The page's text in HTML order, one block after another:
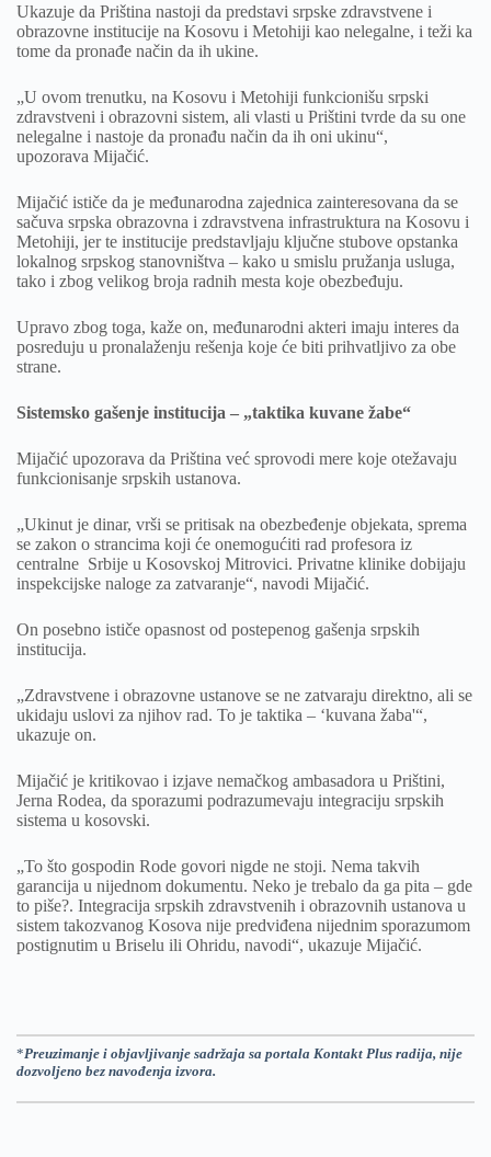
Ukazuje da Priština nastoji da predstavi srpske zdravstvene i
obrazovne institucije na Kosovu i Metohiji kao nelegalne, i teži ka
tome da pronađe način da ih ukine.
„U ovom trenutku, na Kosovu i Metohiji funkcionišu srpski
zdravstveni i obrazovni sistem, ali vlasti u Prištini tvrde da su one
nelegalne i nastoje da pronađu način da ih oni ukinu“,
upozorava Mijačić.
Mijačić ističe da je međunarodna zajednica zainteresovana da se
sačuva srpska obrazovna i zdravstvena infrastruktura na Kosovu i
Metohiji, jer te institucije predstavljaju ključne stubove opstanka
lokalnog srpskog stanovništva – kako u smislu pružanja usluga,
tako i zbog velikog broja radnih mesta koje obezbeđuju.
Upravo zbog toga, kaže on, međunarodni akteri imaju interes da
posreduju u pronalaženju rešenja koje će biti prihvatljivo za obe
strane.
Sistemsko gašenje institucija – „taktika kuvane žabe“
Mijačić upozorava da Priština već sprovodi mere koje otežavaju
funkcionisanje srpskih ustanova.
„Ukinut je dinar, vrši se pritisak na obezbeđenje objekata, sprema
se zakon o strancima koji će onemogućiti rad profesora iz
centralne Srbije u Kosovskoj Mitrovici. Privatne klinike dobijaju
inspekcijske naloge za zatvaranje“, navodi Mijačić.
On posebno ističe opasnost od postepenog gašenja srpskih
institucija.
„Zdravstvene i obrazovne ustanove se ne zatvaraju direktno, ali se
ukidaju uslovi za njihov rad. To je taktika – ‘kuvana žaba'“,
ukazuje on.
Mijačić je kritikovao i izjave nemačkog ambasadora u Prištini,
Jerna Rodea, da sporazumi podrazumevaju integraciju srpskih
sistema u kosovski.
„To što gospodin Rode govori nigde ne stoji. Nema takvih
garancija u nijednom dokumentu. Neko je trebalo da ga pita – gde
to piše?. Integracija srpskih zdravstvenih i obrazovnih ustanova u
sistem takozvanog Kosova nije predviđena nijednim sporazumom
postignutim u Briselu ili Ohridu, navodi“, ukazuje Mijačić.
*Preuzimanje i objavljivanje sadržaja sa portala Kontakt Plus radija, nije
dozvoljeno bez navođenja izvora.